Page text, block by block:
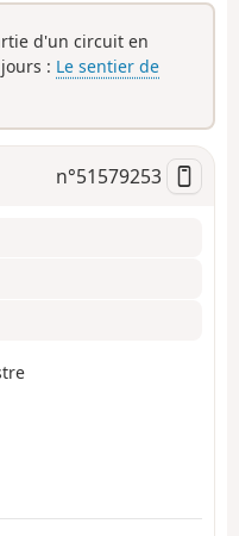
d'un circuit en
: Le sentier de
n°51579253